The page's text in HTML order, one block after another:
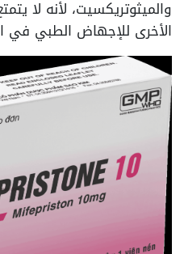
والميثوتريكسيت، لأنه لا
الأخرى للإجهاض الطبي في